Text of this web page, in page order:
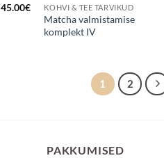
45.00€ KOHVI & TEE TARVIKUD
Matcha valmistamise
komplekt IV
1 2
PAKKUMISED